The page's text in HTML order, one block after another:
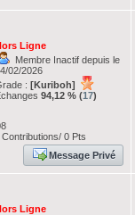
Ligne
Membre Inactif depuis le
02/2026
: [Kuriboh]
94,12 % (17)
0 Pts
Message Privé
Ligne